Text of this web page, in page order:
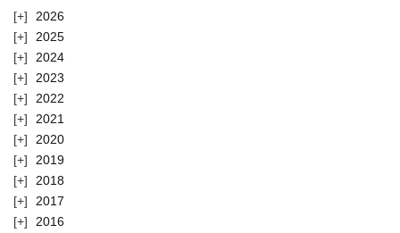
2026
2025
2024
2023
2022
2021
2020
2019
2018
2017
2016